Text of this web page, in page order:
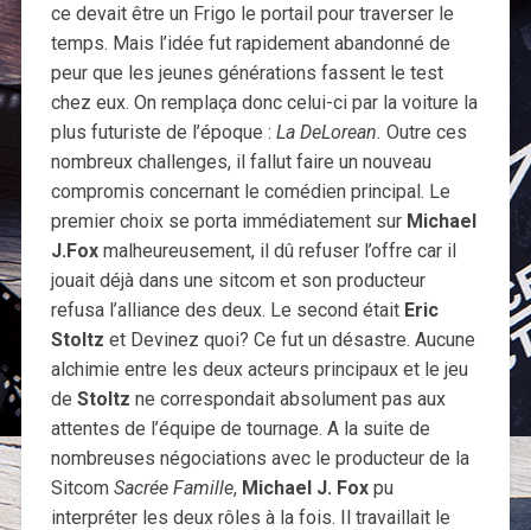
ce devait être un Frigo le portail pour traverser le
temps. Mais l’idée fut rapidement abandonné de
peur que les jeunes générations fassent le test
chez eux. On remplaça donc celui-ci par la voiture la
plus futuriste de l’époque : La DeLorean. Outre ces
nombreux challenges, il fallut faire un nouveau
compromis concernant le comédien principal. Le
premier choix se porta immédiatement sur Michael
J.Fox malheureusement, il dû refuser l’offre car il
jouait déjà dans une sitcom et son producteur
refusa l’alliance des deux. Le second était Eric
Stoltz et Devinez quoi? Ce fut un désastre. Aucune
alchimie entre les deux acteurs principaux et le jeu
de Stoltz ne correspondait absolument pas aux
attentes de l’équipe de tournage. A la suite de
nombreuses négociations avec le producteur de la
Sitcom Sacrée Famille, Michael J. Foxpu
interpréter les deux rôles à la fois. Il travaillait le